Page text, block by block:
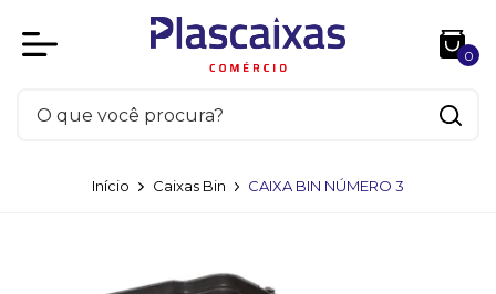
0
Início Caixas Bin CAIXA BIN NÚMERO 3